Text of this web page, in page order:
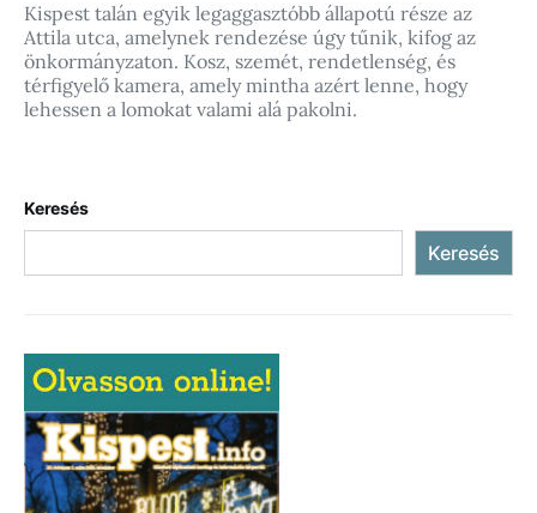
Kispest talán egyik legaggasztóbb állapotú része az
Attila utca, amelynek rendezése úgy tűnik, kifog az
önkormányzaton. Kosz, szemét, rendetlenség, és
térfigyelő kamera, amely mintha azért lenne, hogy
lehessen a lomokat valami alá pakolni.
Keresés
Keresés